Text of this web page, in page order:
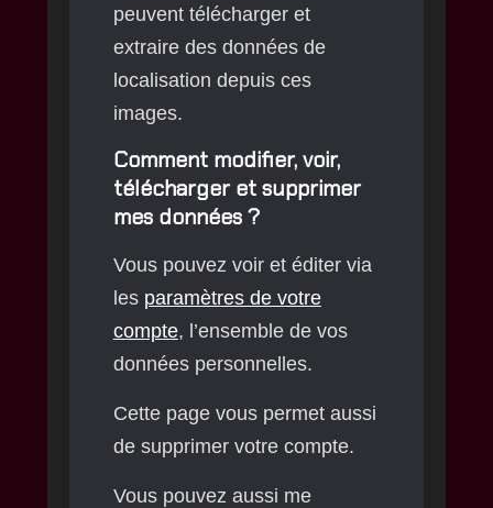
peuvent télécharger et
extraire des données de
localisation depuis ces
images.
Comment modifier, voir,
télécharger et supprimer
mes données ?
Vous pouvez voir et éditer via
les paramètres de votre
compte, l’ensemble de vos
données personnelles.
Cette page vous permet aussi
de supprimer votre compte.
Vous pouvez aussi me